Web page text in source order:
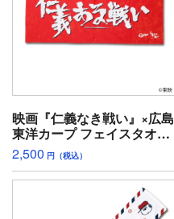
映画『仁義なき戦い』×広島
東洋カープ フェイスタオル
（仁義ある戦い）
2,500 円（税込）